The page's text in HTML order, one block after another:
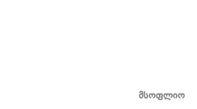
მსოფლიო